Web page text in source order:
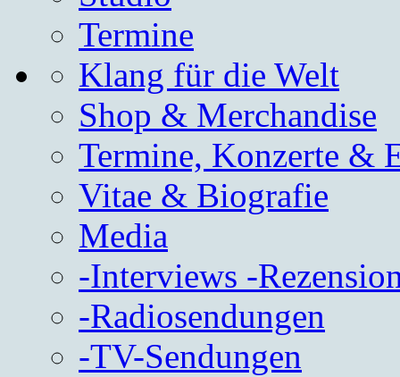
Termine
Klang für die Welt
Shop & Merchandise
Termine, Konzerte &
Vitae & Biografie
Media
-Interviews -
-Radiosendungen
-TV-Sendungen